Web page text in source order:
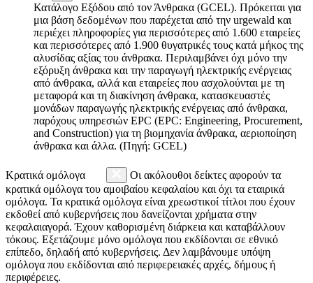
Κατάλογο Εξόδου από τον Άνθρακα (GCEL). Πρόκειται για
μια βάση δεδομένων που παρέχεται από την urgewald και
περιέχει πληροφορίες για περισσότερες από 1.600 εταιρείες
και περισσότερες από 1.900 θυγατρικές τους κατά μήκος της
αλυσίδας αξίας του άνθρακα. Περιλαμβάνει όχι μόνο την
εξόρυξη άνθρακα και την παραγωγή ηλεκτρικής ενέργειας
από άνθρακα, αλλά και εταιρείες που ασχολούνται με τη
μεταφορά και τη διακίνηση άνθρακα, κατασκευαστές
μονάδων παραγωγής ηλεκτρικής ενέργειας από άνθρακα,
παρόχους υπηρεσιών EPC (EPC: Engineering, Procurement,
and Construction) για τη βιομηχανία άνθρακα, αεριοποίηση
άνθρακα και άλλα. (Πηγή: GCEL)
Κρατικά ομόλογα
Οι ακόλουθοι δείκτες αφορούν τα
κρατικά ομόλογα του αμοιβαίου κεφαλαίου και όχι τα εταιρικά
ομόλογα. Τα κρατικά ομόλογα είναι χρεωστικοί τίτλοι που έχουν
εκδοθεί από κυβερνήσεις που δανείζονται χρήματα στην
κεφαλαιαγορά. Έχουν καθορισμένη διάρκεια και καταβάλλουν
τόκους. Εξετάζουμε μόνο ομόλογα που εκδίδονται σε εθνικό
επίπεδο, δηλαδή από κυβερνήσεις. Δεν λαμβάνουμε υπόψη
ομόλογα που εκδίδονται από περιφερειακές αρχές, δήμους ή
περιφέρειες.